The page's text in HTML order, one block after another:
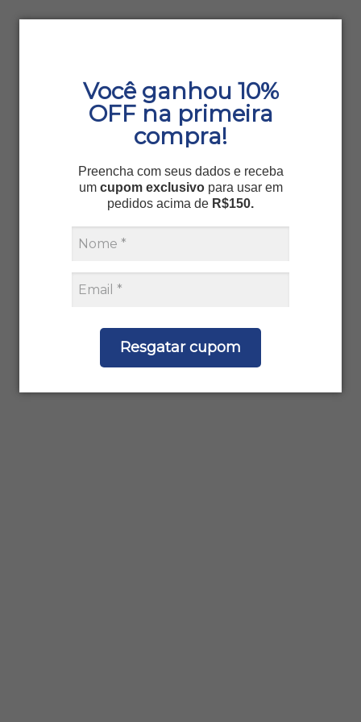
Você ganhou 10%
OFF na primeira
compra!
Preencha com seus dados e receba
um cupom exclusivopara usar em
pedidos acima de R$150.
Resgatar cupom